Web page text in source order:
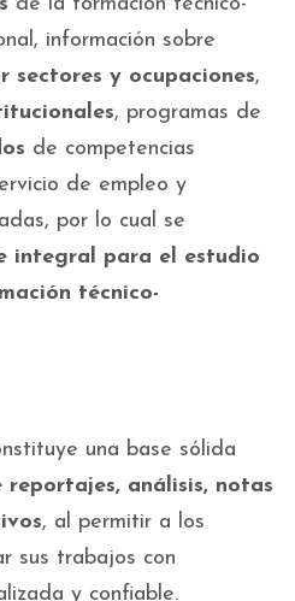
información sobre
sectores y ocupaciones,
, programas de
de competencias
de empleo y
por lo cual se
integral para el estudio
técnico-
una base sólida
reportajes, análisis, notas
, al permitir a los
sus trabajos con
y confiable.